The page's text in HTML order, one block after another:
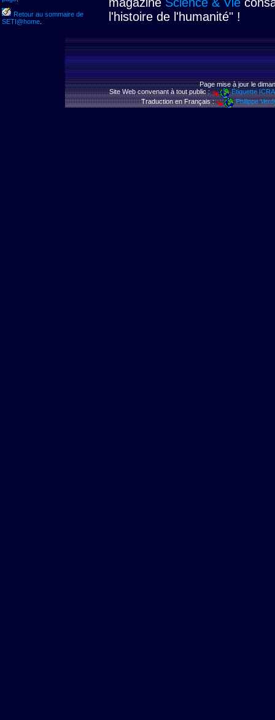
l'histoire de l'humanité" !
Retour au sommaire de
SETI@home
Page mise à jour le
Site Web convenant à tout public :
Étiquette
Traduction en Français :
Philippe